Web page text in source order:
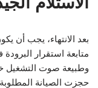
بعد الانتهاء، يجب أن
متابعة استقرار
وطبيعة صوت التشغيل
حجزت الصيانة